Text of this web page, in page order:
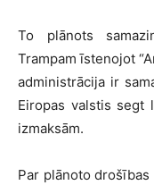
To plānots
Trampam īstenojot
administrācija ir
Eiropas valstis segt
izmaksām.
Par plānoto